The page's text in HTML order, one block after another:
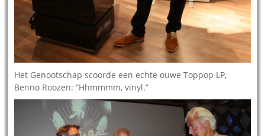
Het Genootschap scoorde een echte ouwe Toppop LP,
Benno Roozen: “Hhmmmm, vinyl.”